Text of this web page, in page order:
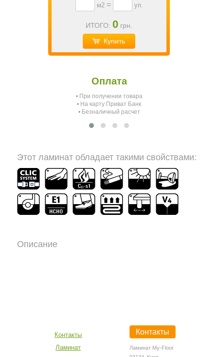
м2= уп.
ИТОГО: 0 грн.
Купить
Оплата
• При получении товара
• На карту Приват Банк
• Безналичный расчет
Этот ламинат обладает такими свойствами:
Описание
Контакты
Ламинат My-Floor
Контакты
Ламинат